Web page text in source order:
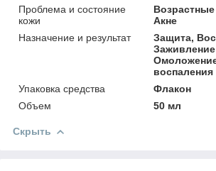
Проблема и состояние
кожи
Акне
Назначение и результат
Защита,
воспаления
Упаковка средства
Флакон
Объем
50 мл
Скрыть